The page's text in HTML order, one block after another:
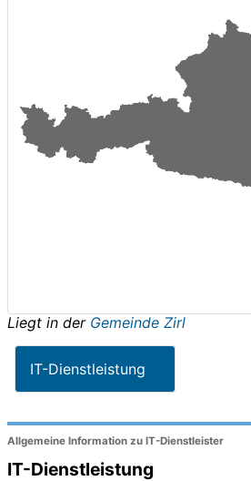
Liegt in der Gemeinde Zirl
IT-Dienstleistung
Allgemeine Information zu IT-Dienstleister
IT-Dienstleistung